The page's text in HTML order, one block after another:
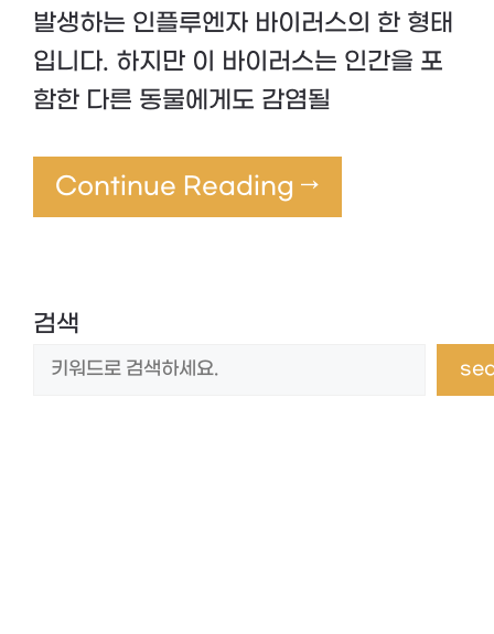
발생하는 인플루엔자 바이러스의 한 형태
입니다. 하지만 이 바이러스는 인간을 포
함한 다른 동물에게도 감염될
Continue Reading →
검색